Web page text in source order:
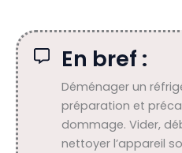
En bref :
Déménager un
préparation et
dommage. Vider,
nettoyer l’appareil